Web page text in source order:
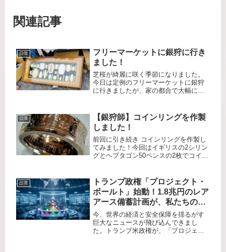
関連記事
日常
フリーマーケットに銀狩に行き
ました！
芝桜が綺麗に咲く季節になりました。
今日は定例のフリーマーケットに銀狩
に行きましたが、家の都合で大幅に遅
いだろうなぁと思いつつ探索します。
それでは見ていきましょう！ここは
い...
日常
【銀狩師】コインリングを作製
しました！
前回に引き続き コインリングを作製し
てみました！今回はイギリスの2シリン
グとヘプタゴン50ペンスの2枚でコイン
いんじゃないかと思いチョイスしてい
ます。どちらもエリザベス女...
日常
トランプ政権「プロジェクト・
ボールト」始動！1.8兆円のレア
アース備蓄計画が、私たちの生
活と投資をどう変えるのか？
​今、世界の経済と安全保障を揺るがす
巨大なニュースが飛び込んできまし
た。トランプ米政権が、「プロジェク